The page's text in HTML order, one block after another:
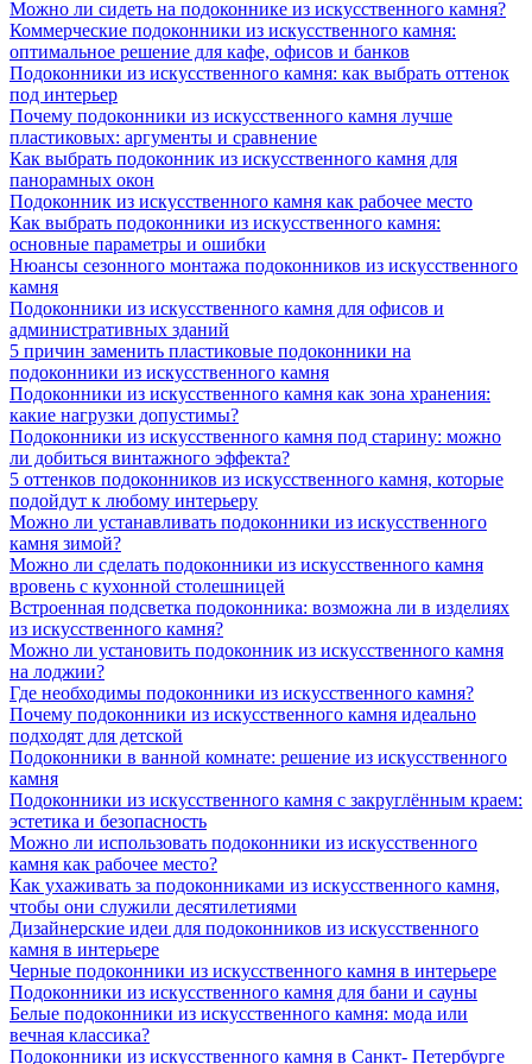
Можно ли сидеть на подоконнике из искусственного камня?
Коммерческие подоконники из искусственного камня:
оптимальное решение для кафе, офисов и банков
Подоконники из искусственного камня: как выбрать оттенок
под интерьер
Почему подоконники из искусственного камня лучше
пластиковых: аргументы и сравнение
Как выбрать подоконник из искусственного камня для
панорамных окон
Подоконник из искусственного камня как рабочее место
Как выбрать подоконники из искусственного камня:
основные параметры и ошибки
Нюансы сезонного монтажа подоконников из искусственного
камня
Подоконники из искусственного камня для офисов и
административных зданий
5 причин заменить пластиковые подоконники на
подоконники из искусственного камня
Подоконники из искусственного камня как зона хранения:
какие нагрузки допустимы?
Подоконники из искусственного камня под старину: можно
ли добиться винтажного эффекта?
5 оттенков подоконников из искусственного камня, которые
подойдут к любому интерьеру
Можно ли устанавливать подоконники из искусственного
камня зимой?
Можно ли сделать подоконники из искусственного камня
вровень с кухонной столешницей
Встроенная подсветка подоконника: возможна ли в изделиях
из искусственного камня?
Можно ли установить подоконник из искусственного камня
на лоджии?
Где необходимы подоконники из искусственного камня?
Почему подоконники из искусственного камня идеально
подходят для детской
Подоконники в ванной комнате: решение из искусственного
камня
Подоконники из искусственного камня с закруглённым краем:
эстетика и безопасность
Можно ли использовать подоконники из искусственного
камня как рабочее место?
Как ухаживать за подоконниками из искусственного камня,
чтобы они служили десятилетиями
Дизайнерские идеи для подоконников из искусственного
камня в интерьере
Черные подоконники из искусственного камня в интерьере
Подоконники из искусственного камня для бани и сауны
Белые подоконники из искусственного камня: мода или
вечная классика?
Подоконники из искусственного камня в Санкт- Петербурге